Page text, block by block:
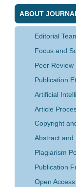
ABOUT
Editorial
Focus and
Peer Review
Publication
Artificial
Article
Copyright
Abstract and
Plagiarism
Publication
Open